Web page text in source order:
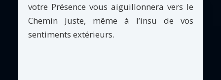
votre Présence vous aiguillonnera vers le
Chemin Juste, même à l’insu de vos
sentiments extérieurs.